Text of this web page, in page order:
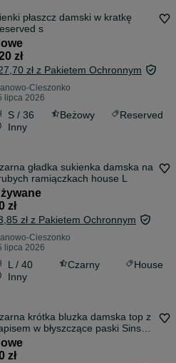
płaszcz damski w kratkę
s
zł
zł z Pakietem Ochronnym
Cieszonko
lipca 2026
S / 36 Beżowy
Reserved
Inny
gładka sukienka damska na
ramiączkach house L
zł
zł z Pakietem Ochronnym
Cieszonko
lipca 2026
L / 40 Czarny
House
Inny
krótka bluzka damska top z
w błyszczące paski Sinsay
zł